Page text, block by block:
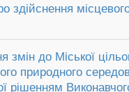
здійснення
змін до Міської
природного
рішенням